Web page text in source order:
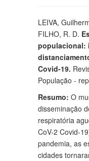
LEIVA,
FILHO, R. D.
populacional:
Covid-19.
População -
Resumo: O
disseminação
respiratória
CoV-2 Covid-
pandemia, as
cidades